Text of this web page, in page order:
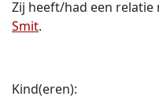
Zij heeft/had een relatie
Smit.
Kind(eren):